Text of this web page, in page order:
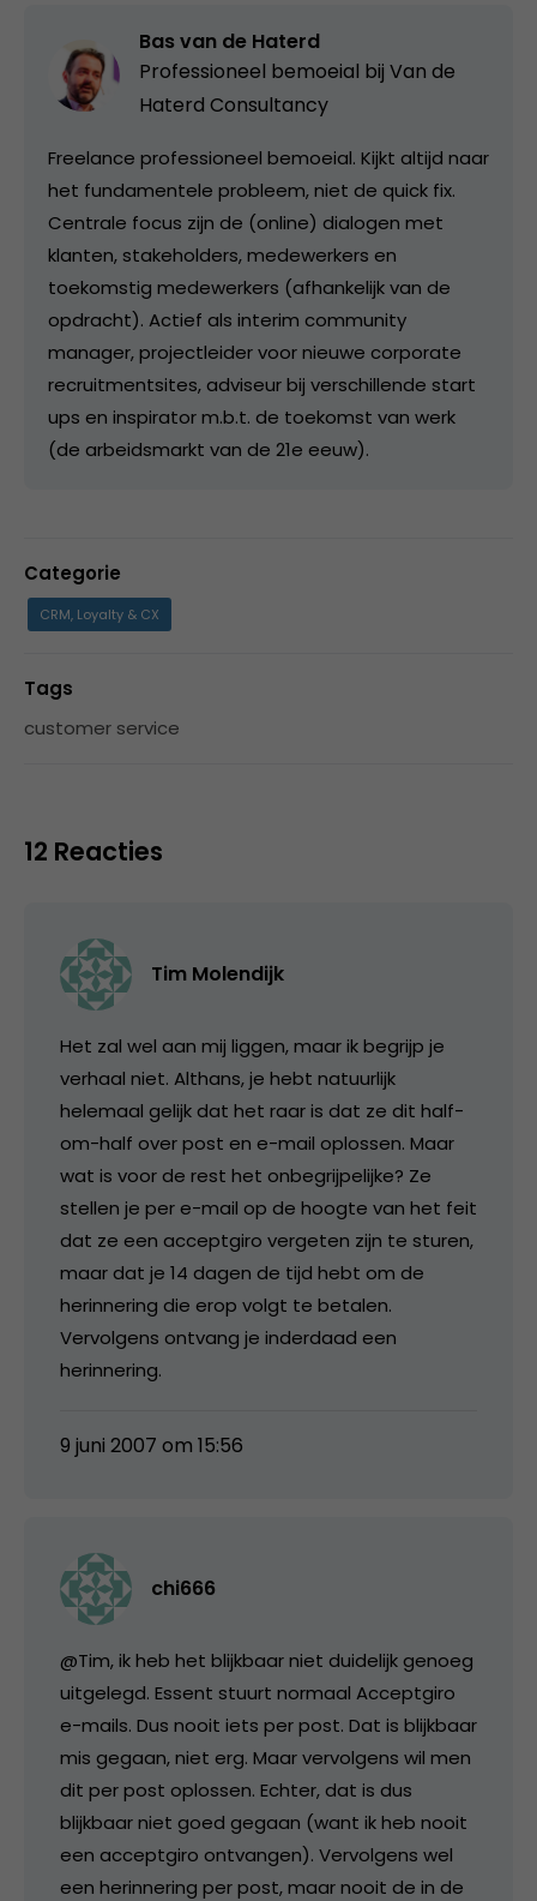
Bas van de Haterd
Professioneel bemoeial bij Van de
Haterd Consultancy
Freelance professioneel bemoeial. Kijkt altijd naar
het fundamentele probleem, niet de quick fix.
Centrale focus zijn de (online) dialogen met
klanten, stakeholders, medewerkers en
toekomstig medewerkers (afhankelijk van de
opdracht). Actief als interim community
manager, projectleider voor nieuwe corporate
recruitmentsites, adviseur bij verschillende start
ups en inspirator m.b.t. de toekomst van werk
(de arbeidsmarkt van de 21e eeuw).
Categorie
CRM, Loyalty & CX
Tags
customer service
12 Reacties
Tim Molendijk
Het zal wel aan mij liggen, maar ik begrijp je
verhaal niet. Althans, je hebt natuurlijk
helemaal gelijk dat het raar is dat ze dit half-
om-half over post en e-mail oplossen. Maar
wat is voor de rest het onbegrijpelijke? Ze
stellen je per e-mail op de hoogte van het feit
dat ze een acceptgiro vergeten zijn te sturen,
maar dat je 14 dagen de tijd hebt om de
herinnering die erop volgt te betalen.
Vervolgens ontvang je inderdaad een
herinnering.
9 juni 2007 om 15:56
chi666
@Tim, ik heb het blijkbaar niet duidelijk genoeg
uitgelegd. Essent stuurt normaal Acceptgiro
e-mails. Dus nooit iets per post. Dat is blijkbaar
mis gegaan, niet erg. Maar vervolgens wil men
dit per post oplossen. Echter, dat is dus
blijkbaar niet goed gegaan (want ik heb nooit
een acceptgiro ontvangen). Vervolgens wel
een herinnering per post, maar nooit de in de